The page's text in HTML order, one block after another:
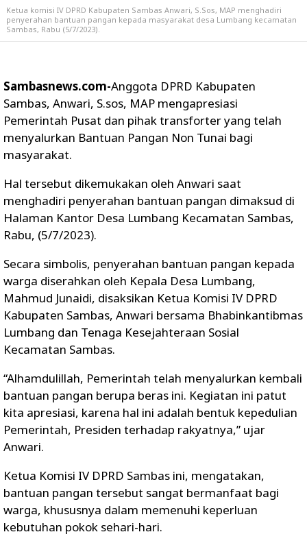
Ketua komisi IV DPRD Kabupaten Sambas Anwari, S.Sos, MAP menghadiri
penyerahan bantuan pangan kepada masyarakat desa Lumbang kecamatan
Sambas, Rabu (5/7/2023).
Sambasnews.com-Anggota DPRD Kabupaten
Sambas, Anwari, S.sos, MAP mengapresiasi
Pemerintah Pusat dan pihak transforter yang telah
menyalurkan Bantuan Pangan Non Tunai bagi
masyarakat.
Hal tersebut dikemukakan oleh Anwari saat
menghadiri penyerahan bantuan pangan dimaksud di
Halaman Kantor Desa Lumbang Kecamatan Sambas,
Rabu, (5/7/2023).
Secara simbolis, penyerahan bantuan pangan kepada
warga diserahkan oleh Kepala Desa Lumbang,
Mahmud Junaidi, disaksikan Ketua Komisi IV DPRD
Kabupaten Sambas, Anwari bersama Bhabinkantibmas
Lumbang dan Tenaga Kesejahteraan Sosial
Kecamatan Sambas.
“Alhamdulillah, Pemerintah telah menyalurkan kembali
bantuan pangan berupa beras ini. Kegiatan ini patut
kita apresiasi, karena hal ini adalah bentuk kepedulian
Pemerintah, Presiden terhadap rakyatnya,” ujar
Anwari.
Ketua Komisi IV DPRD Sambas ini, mengatakan,
bantuan pangan tersebut sangat bermanfaat bagi
warga, khususnya dalam memenuhi keperluan
kebutuhan pokok sehari-hari.